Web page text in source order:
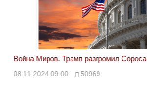
Война Миров. Трамп разгромил Сороса
08.11.2024 09:00 50969